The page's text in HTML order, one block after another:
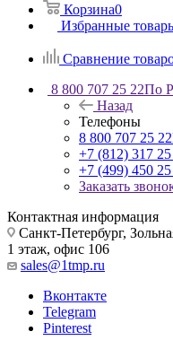
Корзина0
Избранные
Сравнение
8 800 707 25 22По
Назад
Телефоны
8 800 707 25 22
+7 (812) 317 25
+7 (499) 450 25
Заказать
Контактная информация
Санкт-Петербург,
1 этаж, офис 106
sales@1tmp.ru
Вконтакте
Telegram
Pinterest